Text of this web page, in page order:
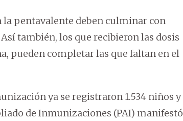
la pentavalente deben culminar con
también, los que recibieron las dosis
pueden completar las que faltan en el
ya se registraron 1.534 niños y
de Inmunizaciones (PAI) manifestó